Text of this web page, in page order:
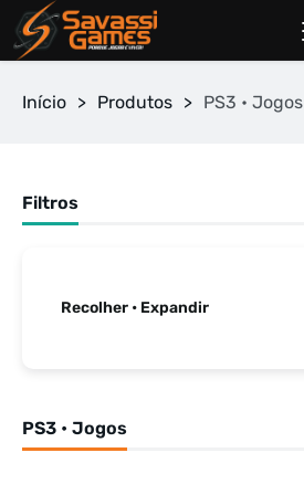
Início > Produtos > PS3 • Jogos
PS3 • Jogos
Filtros
Recolher • Expandir